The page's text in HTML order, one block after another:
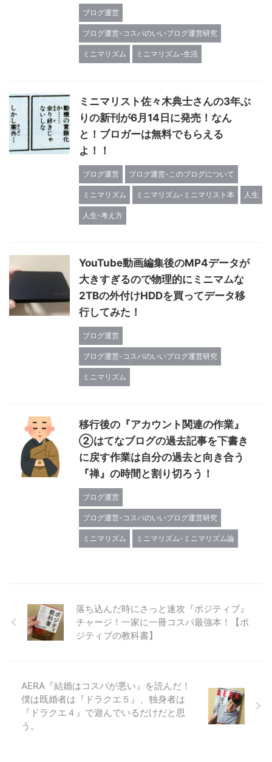
ブログ運営
ブログ運営-コスパのいいブログ運営研究
ミニマリズム ミニマリズム-生活
ミニマリスト佐々木典士さんの3年ぶ
りの新刊が6月14日に発売！なん
と！ブロガーは無料でもらえる
よ！！
ブログ運営 ブログ運営-このブログについて
ミニマリズム ミニマリズム-ミニマリスト本 人生
人生-考え方
YouTube動画編集後のMP4データが
大きすぎるので物理的にミニマムな
2TBの外付けHDDを買ってデータ移
行してみた！
ブログ運営
ブログ運営-コスパのいいブログ運営研究
ミニマリズム
移行後の『アカウント関連の作業』
②はてなブログの過去記事を下書き
に戻す作業は自分の過去と向き合う
『禅』の時間と割り切ろう！
ブログ運営
ブログ運営-コスパのいいブログ運営研究
ミニマリズム ミニマリズム-ミニマリズム論
落ち込んだ時にさっと速攻『ポジティブ』
チャージ！一家に一冊コスパ最強本！【ポ
ジティブの教科書】
AERA『結婚はコスパが悪い』を読んだ！
僕は既婚者は『ドラクエ５』、独身者は
『ドラクエ４』で遊んでいるだけだと思
う。